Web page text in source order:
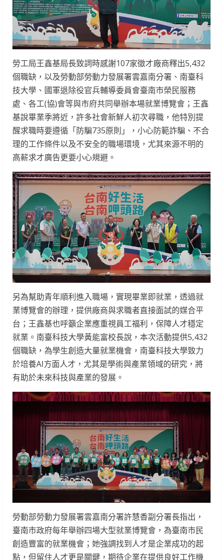
勞工局王鑫基局長致詞時感謝107家徵才廠商釋出5,432
個職缺，以及勞動部勞動力發展署雲嘉南分署、南臺科
技大學、國軍退除役官兵輔導委員會臺南市榮民服務
處、各工(協)會等與市府共同舉辦本場就業博覽會；王鑫
基說畢業季將近，許多社會新鮮人初次尋職，他特別提
醒求職時要遵循「防騙735原則」，小心防範詐騙、不合
理的工作條件以及不安全的職場環境，尤其來源不明的
高薪求才廣告更要小心規避。
另為幫助青年順利進入職場，實現畢業即就業，透過就
業博覽會的辦理，提供廠商與求職者直接面試的媒合平
台；王鑫基也呼籲企業應重視員工福利，保障人才穩定
就業。南臺科技大學黃能富校長說，本次活動提供5,432
個職缺，為學生創造大量就業機會，南臺科技大學致力
於培養AI方面人才，尤其是學術與產業領域的研究，將
有助於未來科技與產業的發展。
勞動部勞動力發展署雲嘉南分署許慧香副分署長指出，
臺南市政府每年舉辦四場大型就業博覽會，為臺南市民
創造豐富的就業機會；她強調找到人才是企業成功的起
點，但留住人才更是關鍵，期待企業在提供良好工作機